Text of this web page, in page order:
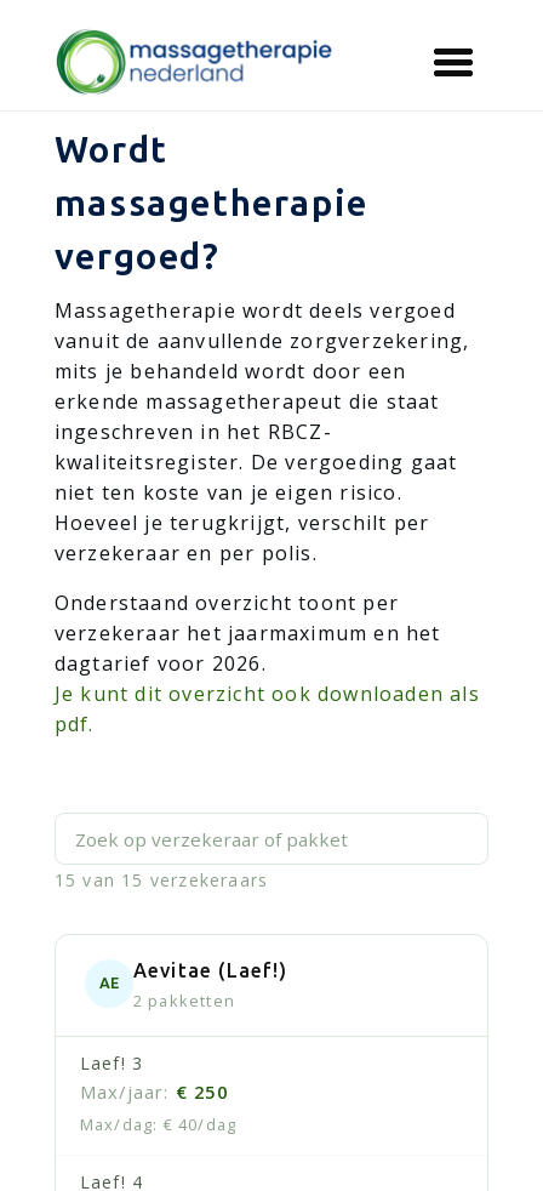
Wordt
massagetherapie
vergoed?
Massagetherapie wordt deels vergoed
vanuit de aanvullende zorgverzekering,
mits je behandeld wordt door een
erkende massagetherapeut die staat
ingeschreven in het RBCZ-
kwaliteitsregister. De vergoeding gaat
niet ten koste van je eigen risico.
Hoeveel je terugkrijgt, verschilt per
verzekeraar en per polis.
Onderstaand overzicht toont per
verzekeraar het jaarmaximum en het
dagtarief voor 2026.
Je kunt dit overzicht ook downloaden als
pdf.
Zoek op verzekeraar of pakket
15 van 15 verzekeraars
AE
Aevitae (Laef!)
2 pakketten
Laef! 3
€ 250
€ 40/dag
Laef! 4